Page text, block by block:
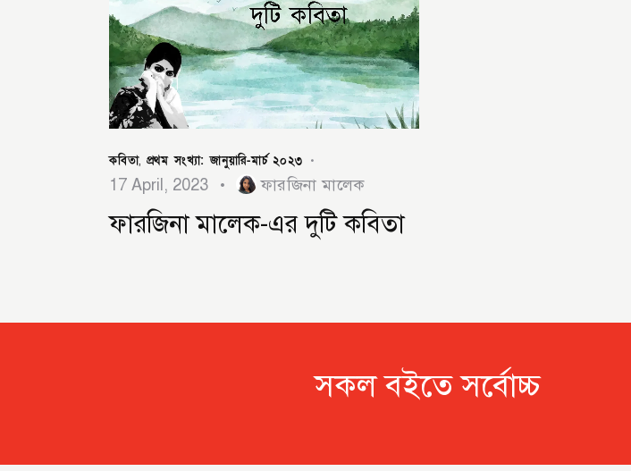
কবিতা, প্রথম সংখ্যা: জানুয়ারি-মার্চ ২০২৩
17 April, 2023 ফারজিনা মালেক
ফারজিনা মালেক-এর দুটি কবিতা
সকল বইতে সর্বোচ্চ